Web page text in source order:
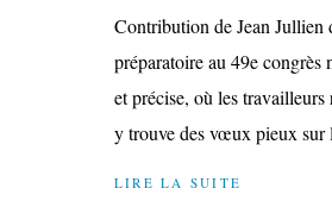
Contribution de Jean Jullien
préparatoire au 49e congrès
et précise, où les travailleurs
y trouve des vœux pieux sur
LIRE LA SUITE